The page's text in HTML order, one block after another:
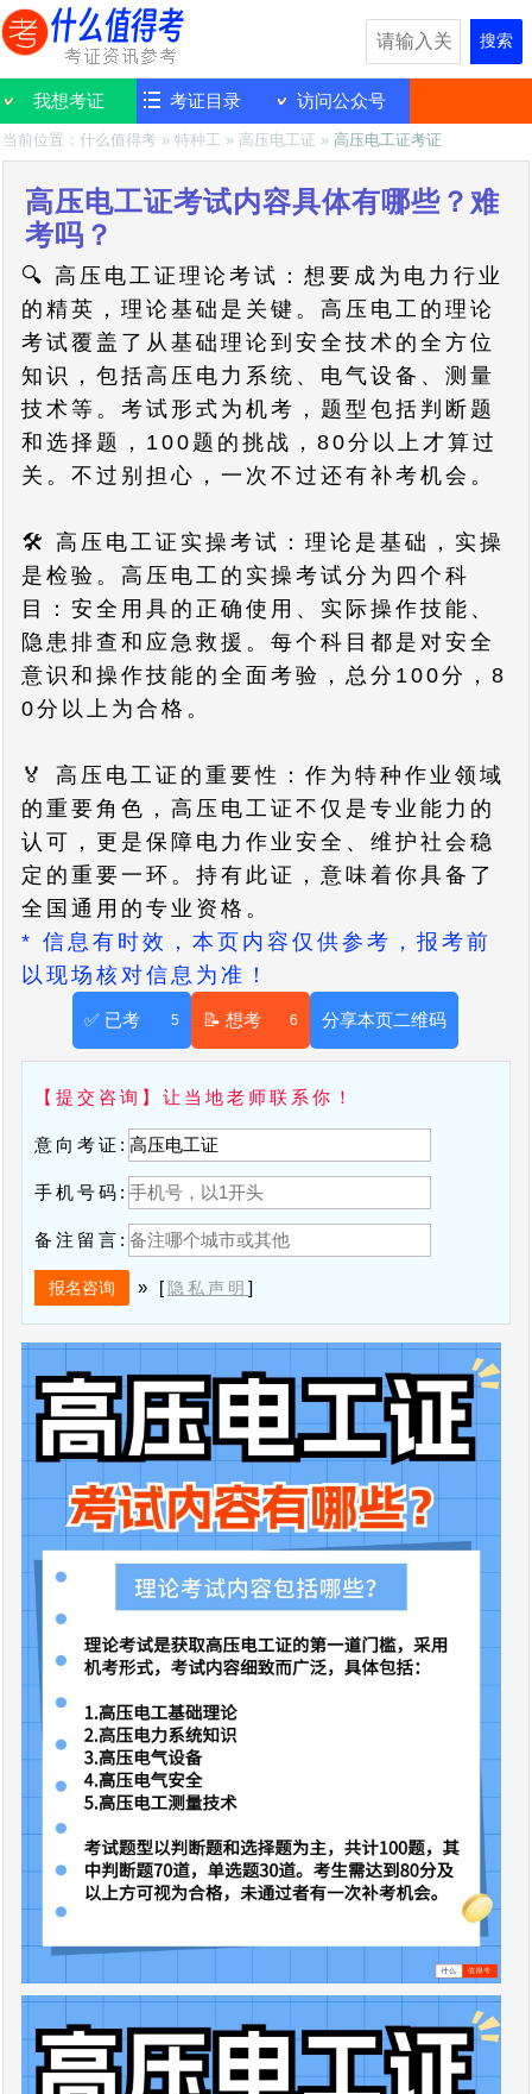
搜索
我想考证 考证目录 访问公众号
当前位置：什么值得考 »特种工 » 高压电工证 »高压电工证考证
高压电工证考试内容具体有哪些？难
考吗？
🔍 高压电工证理论考试：想要成为电力行业
的精英，理论基础是关键。高压电工的理论
考试覆盖了从基础理论到安全技术的全方位
知识，包括高压电力系统、电气设备、测量
技术等。考试形式为机考，题型包括判断题
和选择题，100题的挑战，80分以上才算过
关。不过别担心，一次不过还有补考机会。
🛠️ 高压电工证实操考试：理论是基础，实操
是检验。高压电工的实操考试分为四个科
目：安全用具的正确使用、实际操作技能、
隐患排查和应急救援。每个科目都是对安全
意识和操作技能的全面考验，总分100分，8
0分以上为合格。
🏅 高压电工证的重要性：作为特种作业领域
的重要角色，高压电工证不仅是专业能力的
认可，更是保障电力作业安全、维护社会稳
定的重要一环。持有此证，意味着你具备了
全国通用的专业资格。
* 信息有时效，本页内容仅供参考，报考前
以现场核对信息为准！
5
✅ 已考 6
📝 想考 分享本页二维码
【提交咨询】让当地老师联系你！
意向考证:
手机号码:
备注留言:
» [隐私声明]